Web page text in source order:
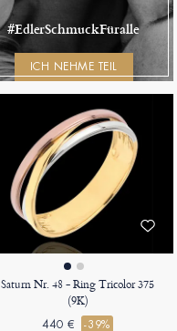
#EdlerSchmuckFüralle
ICH NEHME TEIL
Saturn Nr. 48 - Ring Tricolor 375
(9K)
440 € -39%